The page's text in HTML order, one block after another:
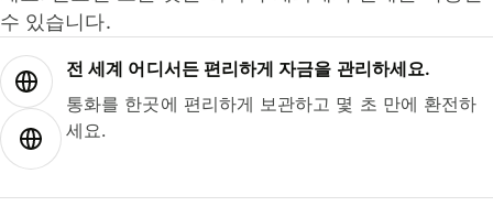
수 있습니다.
전 세계 어디서든 편리하게 자금을 관리하세요.
통화를 한곳에 편리하게 보관하고 몇 초 만에 환전하
세요.